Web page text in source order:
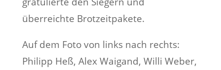
überreichte Brotzeitpakete.
Auf dem Foto von links nach rechts:
Philipp Heß, Alex Waigand, Willi Weber,